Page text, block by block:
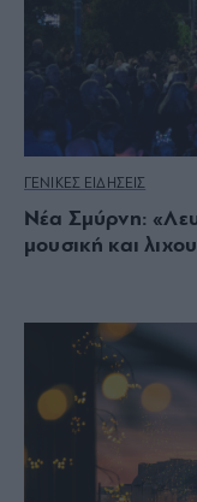
ΓΕΝΙΚΕΣ ΕΙΔΗΣΕΙΣ
Νέα Σμύρνη:
μουσική και